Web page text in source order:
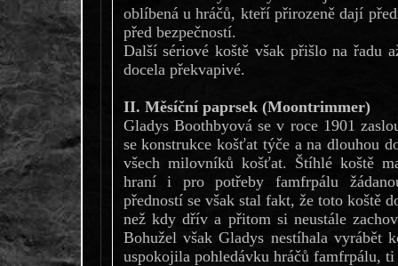
oblíbená u hráčů, kteří přirozeně dají
před bezpečností.
Další sériové koště však přišlo na řadu
docela překvapivé.
II. Měsíční paprsek (Moontrimmer)
Gladys Boothbyová se v roce 1901
se konstrukce košťat týče a na dlouhou
všech milovníků košťat. Štíhlé koště
hraní i pro potřeby famfrpálu
předností se však stal fakt, že toto koště
než kdy dřív a přitom si neustále
Bohužel však Gladys nestíhala vyrábět
uspokojila pohledávku hráčů famfrpálu,